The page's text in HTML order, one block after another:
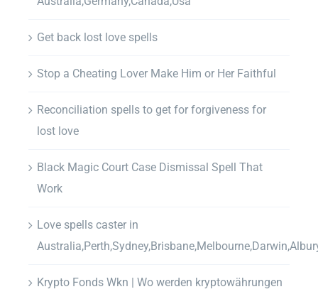
Get back lost love spells
Stop a Cheating Lover Make Him or Her Faithful
Reconciliation spells to get for forgiveness for
lost love
Black Magic Court Case Dismissal Spell That
Work
Love spells caster in
Krypto Fonds Wkn | Wo werden kryptowährungen